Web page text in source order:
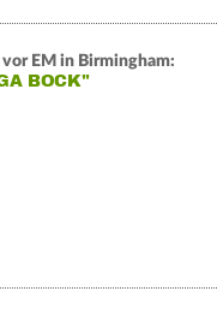
EM in Birmingham:
BOCK"